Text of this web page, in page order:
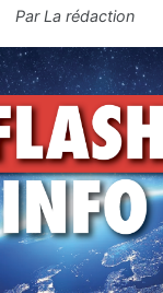
ParLa rédaction